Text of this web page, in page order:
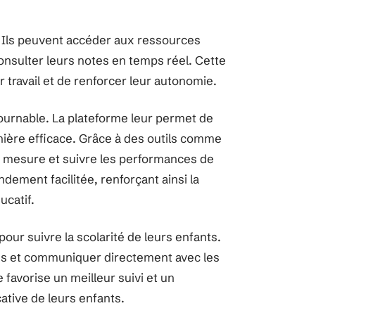
peuvent accéder aux ressources
leurs notes en temps réel. Cette
travail et de renforcer leur autonomie.
La plateforme leur permet de
efficace. Grâce à des outils comme
et suivre les performances de
facilitée, renforçant ainsi la
suivre la scolarité de leurs enfants.
et communiquer directement avec les
favorise un meilleur suivi et un
de leurs enfants.